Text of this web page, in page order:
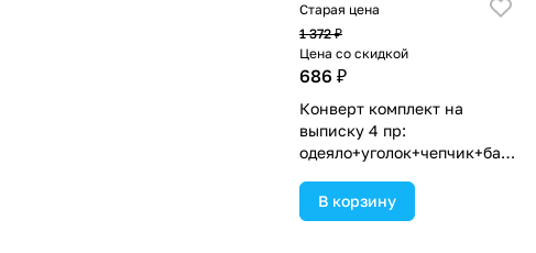
Старая цена
1 372 ₽
Цена со скидкой
686 ₽
Конверт комплект на
выписку 4 пр:
одеяло+уголок+чепчик+бант
ассортименте.
В корзину